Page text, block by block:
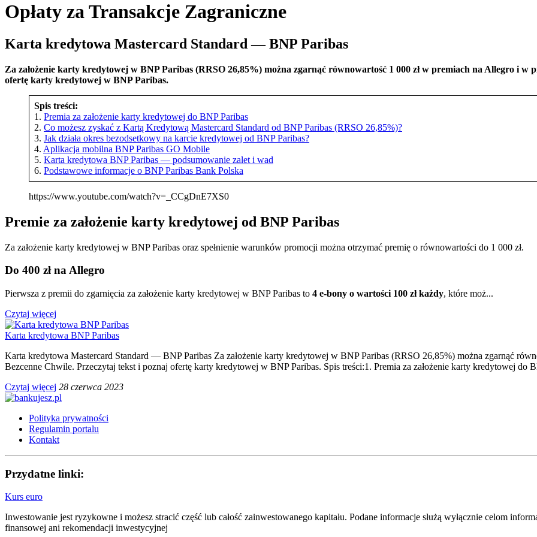
Opłaty za Transakcje Zagraniczne
Karta kredytowa Mastercard Standard — BNP Paribas
Za założenie karty kredytowej w BNP Paribas (RRSO 26,85%) można zgarnąć równowartość 1 000 zł w premiach na Allegro i w
ofertę karty kredytowej w BNP Paribas.
Spis treści:
1. Premia za założenie karty kredytowej do BNP Paribas
2. Co możesz zyskać z Kartą Kredytową Mastercard Standard od BNP Paribas (RRSO 26,85%)?
3. Jak działa okres bezodsetkowy na karcie kredytowej od BNP Paribas?
4. Aplikacja mobilna BNP Paribas GO Mobile
5. Karta kredytowa BNP Paribas — podsumowanie zalet i wad
6. Podstawowe informacje o BNP Paribas Bank Polska
https://www.youtube.com/watch?v=_CCgDnE7XS0
Premie za założenie karty kredytowej od BNP Paribas
Za założenie karty kredytowej w BNP Paribas oraz spełnienie warunków promocji można otrzymać premię o równowartości do 1 000 zł.
Do 400 zł na Allegro
Pierwsza z premii do zgarnięcia za założenie karty kredytowej w BNP Paribas to 4 e-bony o wartości 100 zł każdy, które moż...
Czytaj więcej
Karta kredytowa BNP Paribas
Karta kredytowa Mastercard Standard — BNP Paribas Za założenie karty kredytowej w BNP Paribas (RRSO 26,85%) można zgarnąć
Bezcenne Chwile. Przeczytaj tekst i poznaj ofertę karty kredytowej w BNP Paribas. Spis treści:1. Premia za założenie karty kredytowej do
Czytaj więcej 28 czerwca 2023
Polityka prywatności
Regulamin portalu
Kontakt
Przydatne linki:
Kurs euro
Inwestowanie jest ryzykowne i możesz stracić część lub całość zainwestowanego kapitału. Podane informacje służą wyłącznie celom
finansowej ani rekomendacji inwestycyjnej